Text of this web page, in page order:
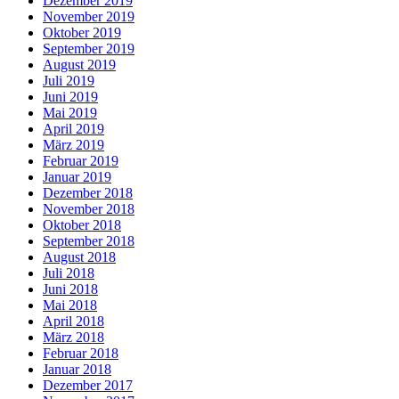
November 2019
Oktober 2019
September 2019
August 2019
Juli 2019
Juni 2019
Mai 2019
April 2019
März 2019
Februar 2019
Januar 2019
Dezember 2018
November 2018
Oktober 2018
September 2018
August 2018
Juli 2018
Juni 2018
Mai 2018
April 2018
März 2018
Februar 2018
Januar 2018
Dezember 2017